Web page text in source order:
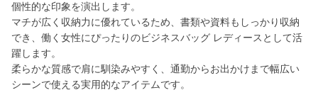
個性的な印象を演出します。
マチが広く収納力に優れているため、書類や資料もしっかり収納
でき、働く女性にぴったりのビジネスバッグ レディースとして活
躍します。
柔らかな質感で肩に馴染みやすく、通勤からお出かけまで幅広い
シーンで使える実用的なアイテムです。